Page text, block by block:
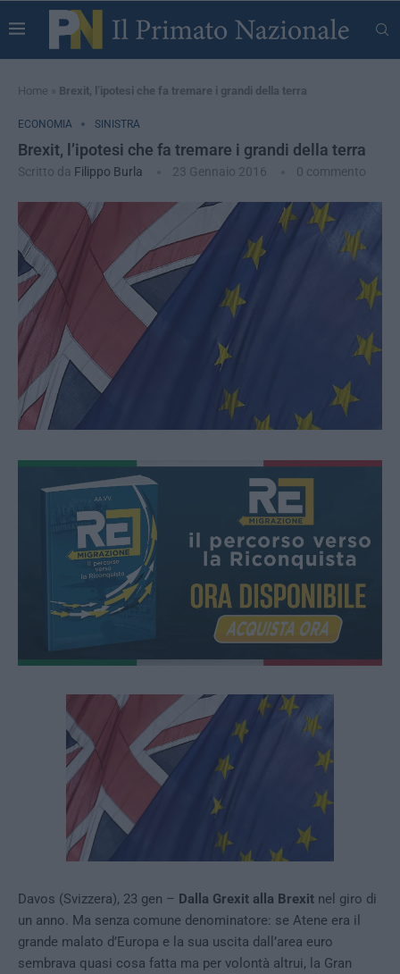
Home » Brexit, l’ipotesi che fa tremare i grandi della terra
ECONOMIA SINISTRA
Brexit, l’ipotesi che fa tremare i grandi della terra
Scritto da Filippo Burla 23 Gennaio 2016 0 commento
Davos (Svizzera), 23 gen – Dalla Grexit alla Brexit nel giro di
un anno. Ma senza comune denominatore: se Atene era il
grande malato d’Europa e la sua uscita dall’area euro
sembrava quasi cosa fatta ma per volontà altrui, la Gran